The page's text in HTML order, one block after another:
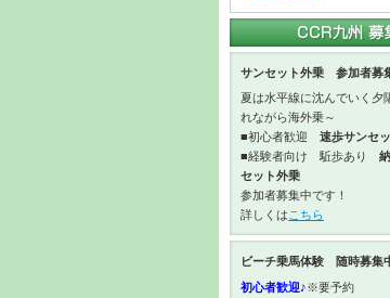
サンセット外乗 参加者募
夏は水平線に沈んでいく夕
れながら海外乗～
■初心者歓迎 速歩サンセ
■経験者向け 駈歩あり
セット外乗
参加者募集中です！
詳しくは こちら
ビーチ乗馬体験 随時募集
初心者歓迎♪※要予約